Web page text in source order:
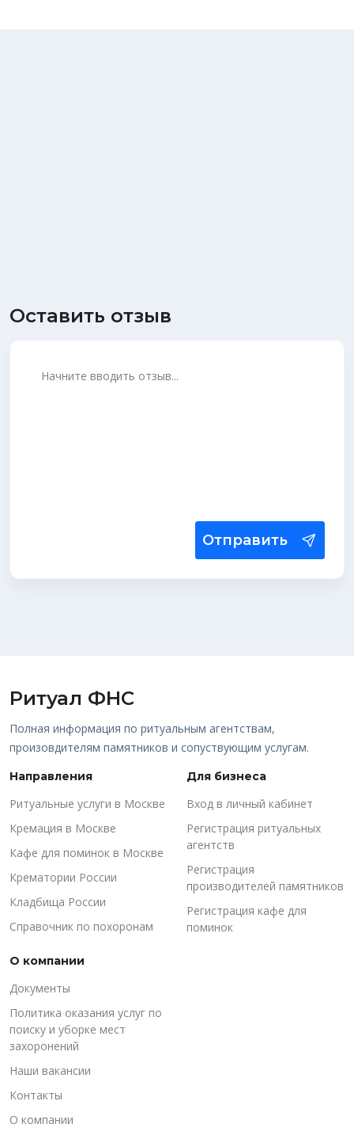
Оставить отзыв
Отправить
Ритуал ФНС
Полная информация по ритуальным агентствам,
произовдителям памятников и сопуствующим услугам.
Направления
Ритуальные услуги в Москве
Кремация в Москве
Кафе для поминок в Москве
Крематории России
Кладбища России
Справочник по похоронам
Для бизнеса
Вход в личный кабинет
Регистрация ритуальных
агентств
Регистрация
производителей памятников
Регистрация кафе для
поминок
О компании
Документы
Политика оказания услуг по
поиску и уборке мест
захоронений
Наши вакансии
Контакты
О компании